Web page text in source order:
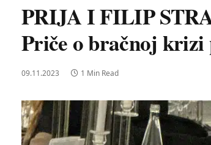
PRIJA I FILIP
Priče o bračnoj krizi
09.11.2023 1 Min Read